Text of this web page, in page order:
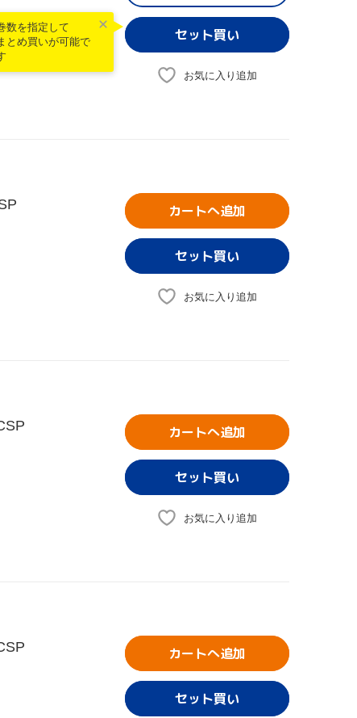
数を指定して
とめ買いが可能で
お気に入り追加
カートへ追加
お気に入り追加
カートへ追加
お気に入り追加
カートへ追加